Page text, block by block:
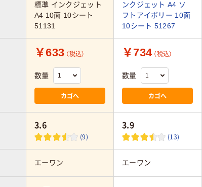
標準 インクジェット
A4 10面 10シート
51131
ンクジェット A4 ソ
フトアイボリー 10面
10シート 51267
￥633 （税込）
数量
カゴへ
￥734 （税込）
数量
カゴへ
3.6
(9)
3.9
(13)
エーワン エーワン